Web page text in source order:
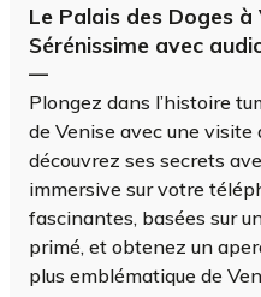
Le Palais des Doges à
Sérénissime avec
—
Plongez dans l’histoire
de Venise avec une visite
découvrez ses secrets
immersive sur votre
fascinantes, basées sur
primé, et obtenez un
plus emblématique de